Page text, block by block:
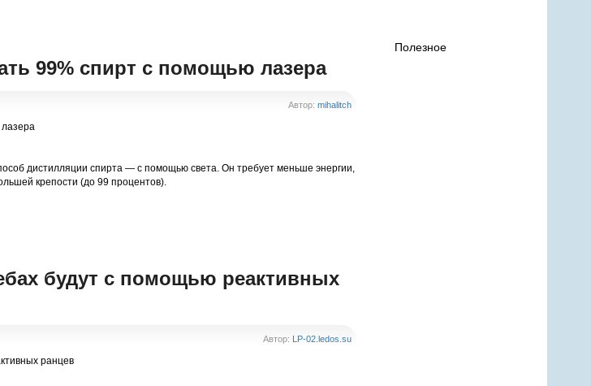
99% спирт с помощью лазера
Автор:mihalitch
дистилляции спирта — с помощью света. Он требует меньше энергии,
крепости (до 99 процентов).
будут с помощью реактивных
Автор: LP-02.ledos.su
Полезное